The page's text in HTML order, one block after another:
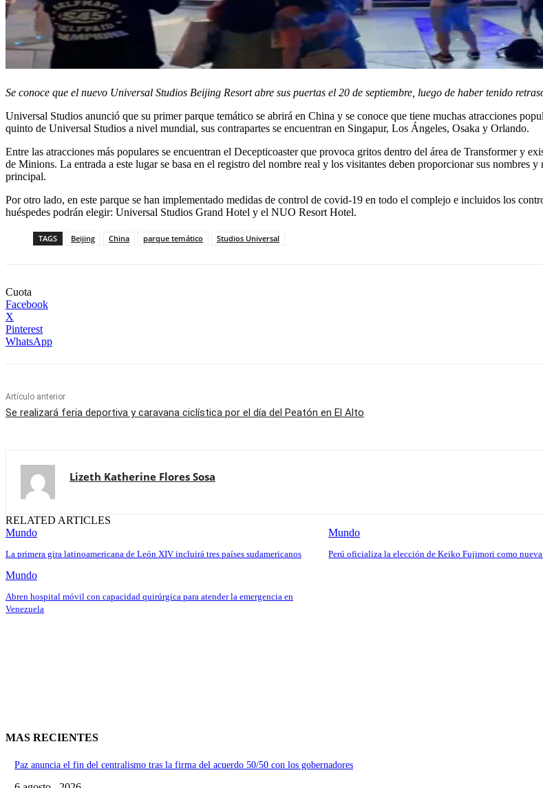
Se conoce que el nuevo Universal Studios Beijing Resort abre sus puertas el 20 de septiembre, luego de haber tenido
Universal Studios anunció que su primer parque temático se abrirá en China y se conoce que tiene muchas atracciones
quinto de Universal Studios a nivel mundial, sus contrapartes se encuentran en Singapur, Los Ángeles, Osaka y Orlando.
Entre las atracciones más populares se encuentran el Decepticoaster que provoca gritos dentro del área de Transformer y
de Minions. La entrada a este lugar se basa en el registro del nombre real y los visitantes deben proporcionar sus nombres
principal.
Por otro lado, en este parque se han implementado medidas de control de covid-19 en todo el complejo e incluidos los
huéspedes podrán elegir: Universal Studios Grand Hotel y el NUO Resort Hotel.
TAGS Beijing China parque temático Studios Universal
Cuota
Facebook
X
Pinterest
WhatsApp
Artículo anterior
Se realizará feria deportiva y caravana ciclística por el día del Peatón en El Alto
Lizeth Katherine Flores Sosa
RELATED ARTICLES
Mundo
La primera gira latinoamericana de León XIV incluirá tres países sudamericanos
Mundo
Perú oficializa la elección de Keiko Fujimori como nueva
Mundo
Abren hospital móvil con capacidad quirúrgica para atender la emergencia en
Venezuela
MAS RECIENTES
Paz anuncia el fin del centralismo tras la firma del acuerdo 50/50 con los gobernadores